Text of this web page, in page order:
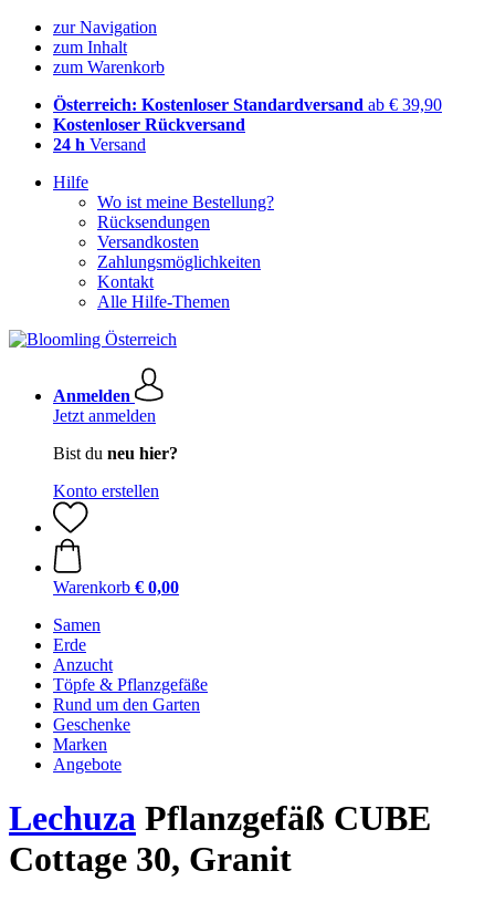
zur Navigation
zum Inhalt
zum Warenkorb
Österreich: Kostenloser Standardversand ab € 39,90
Kostenloser Rückversand
24 h Versand
Hilfe
Wo ist meine Bestellung?
Rücksendungen
Versandkosten
Zahlungsmöglichkeiten
Kontakt
Alle Hilfe-Themen
Anmelden
Jetzt anmelden
Bist du neu hier?
Konto erstellen
Warenkorb € 0,00
Samen
Erde
Anzucht
Töpfe & Pflanzgefäße
Rund um den Garten
Geschenke
Marken
Angebote
Lechuza Pflanzgefäß CUBE
Cottage 30, Granit